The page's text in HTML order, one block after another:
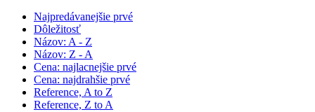
Najpredávanejšie prvé
Dôležitosť
Názov: A - Z
Názov: Z - A
Cena: najlacnejšie prvé
Cena: najdrahšie prvé
Reference, A to Z
Reference, Z to A